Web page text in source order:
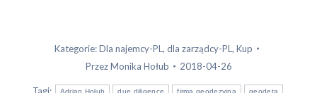
Kategorie:Dla najemcy-PL , dla zarządcy-PL , Kup
PrzezMonika Hołub 2018-04-26
Tagi: Adrian Hołub due diligence firma geodezyjna geodeta